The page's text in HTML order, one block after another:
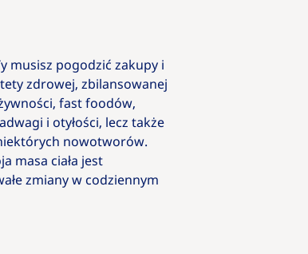
musisz pogodzić zakupy i
zdrowej, zbilansowanej
fast foodów,
i otyłości, lecz także
nowotworów.
masa ciała jest
zmiany w codziennym